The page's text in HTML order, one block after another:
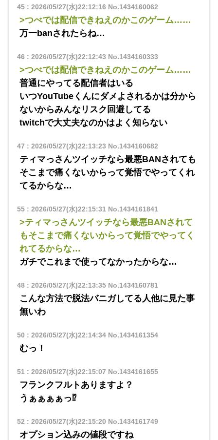
45: 2026/05/27(水)22:12:16 No.1434160062
>つべでは配信できねえのかこのゲーム……
万一banされたらね…
46 : 2026/05/27(水)22:12:43 No.1434160333
>つべでは配信できねえのかこのゲーム……
普通にやってる配信者はいる
いつYouTubeくんにダメよされるかは分から
ないからみんなリスク回避してる
twitchで大丈夫なのかはよく知らない
47 : 2026/05/27(水)22:13:23 No.1434160682
ティマっさんツイッチなら最悪BANされても
そこまで痛くないからって覚悟でやってくれ
てるからな…
55: 2026/05/27(水)22:15:31 No.1434161841
>ティマっさんツイッチなら最悪BANされて
もそこまで痛くないからって覚悟でやってく
れてるからな…
ガチでこれまで使ってなかったからな…
48: 2026/05/27(水)22:13:35No.1434160781
こんな方法で脱法バニガしてる人他に見た事
無いわ
50 : 2026/05/27(水)22:14:34No.1434161354
むっ！
51 : 2026/05/27(水)22:15:07 No.1434161655
フランクフルトありますよ？
うぁぁぁぁっ⁉
52 : 2026/05/27(水)22:15:20 No.1434161749
オプション込みの値段ですね